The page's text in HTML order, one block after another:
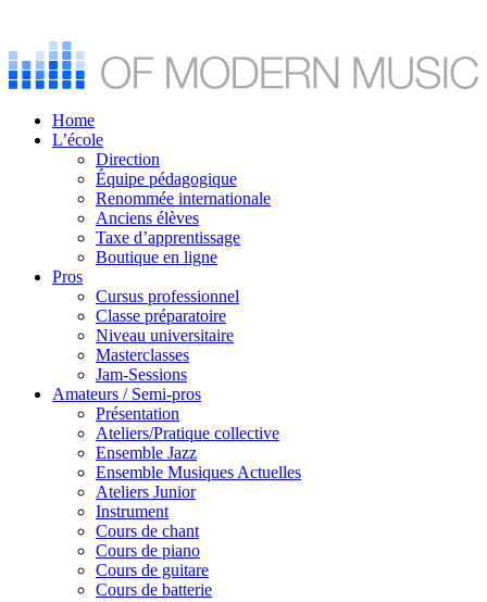
Home
L’école
Direction
Équipe pédagogique
Renommée internationale
Anciens élèves
Taxe d’apprentissage
Boutique en ligne
Pros
Cursus professionnel
Classe préparatoire
Niveau universitaire
Masterclasses
Jam-Sessions
Amateurs / Semi-pros
Présentation
Ateliers/Pratique collective
Ensemble Jazz
Ensemble Musiques Actuelles
Ateliers Junior
Instrument
Cours de chant
Cours de piano
Cours de guitare
Cours de batterie